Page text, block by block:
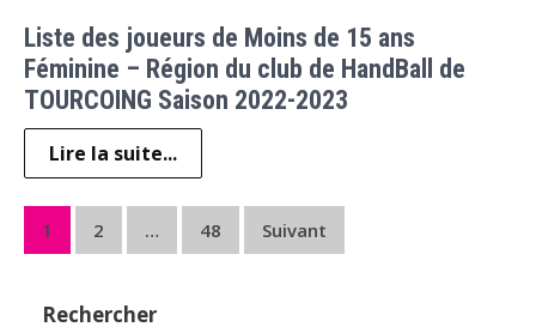
Liste des joueurs de Moins de 15 ans
Féminine – Région du club de HandBall de
TOURCOING Saison 2022-2023
Lire la suite...
Pagination
publications
1 2 … 48 Suivant
Rechercher